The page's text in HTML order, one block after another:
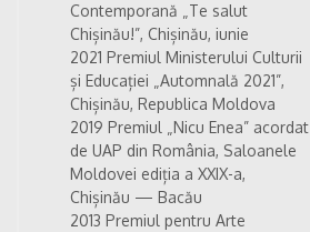
Contemporană „Te salut
Chișinău!”, Chișinău, iunie
2021 Premiul Ministerului Culturii
și Educației „Automnală 2021”,
Chișinău, Republica Moldova
2019 Premiul „Nicu Enea” acordat
de UAP din România, Saloanele
Moldovei ediția a XXIX-a,
Chișinău — Bacău
2013 Premiul pentru Arte